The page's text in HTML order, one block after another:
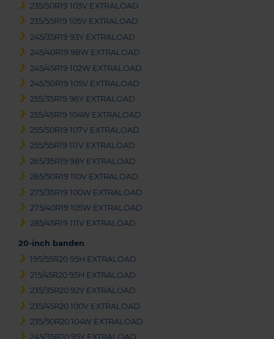
235/50R19 103V EXTRALOAD
235/55R19 105V EXTRALOAD
245/35R19 93Y EXTRALOAD
245/40R19 98W EXTRALOAD
245/45R19 102W EXTRALOAD
245/50R19 105V EXTRALOAD
255/35R19 96Y EXTRALOAD
255/45R19 104W EXTRALOAD
255/50R19 107V EXTRALOAD
255/55R19 111V EXTRALOAD
265/35R19 98Y EXTRALOAD
265/50R19 110V EXTRALOAD
275/35R19 100W EXTRALOAD
275/40R19 105W EXTRALOAD
285/45R19 111V EXTRALOAD
20-inch banden
195/55R20 95H EXTRALOAD
215/45R20 95H EXTRALOAD
235/35R20 92Y EXTRALOAD
235/45R20 100V EXTRALOAD
235/50R20 104W EXTRALOAD
245/35R20 95Y EXTRALOAD